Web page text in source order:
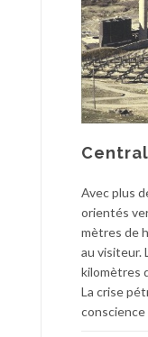
Avec plus
orientés
mètres de
au visiteur.
kilomètres
La crise